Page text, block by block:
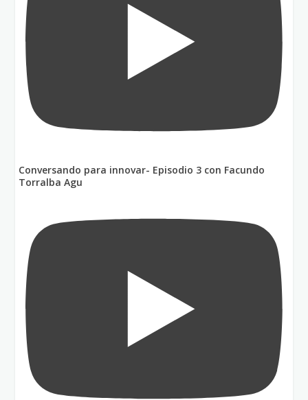
Conversando para innovar- Episodio 3 con Facundo
Torralba Agu